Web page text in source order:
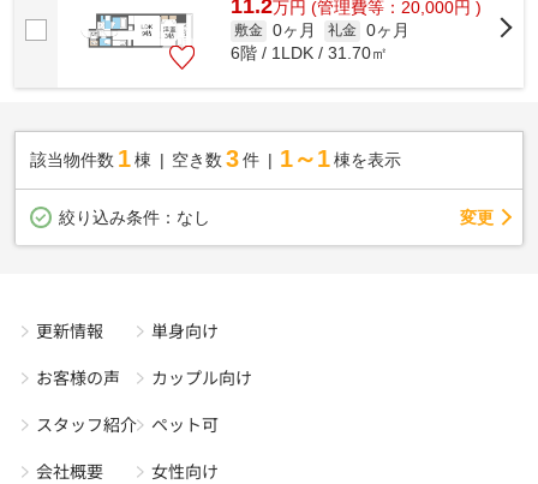
11.2万円 (管理費等：20,000円 )
敷金 0ヶ月 礼金 0ヶ月
6階 / 1LDK / 31.70㎡
該当物件数 1棟 空き数 3 件 1～1 棟を表示
絞り込み条件： なし 変更
更新情報
お客様の声
スタッフ紹介
会社概要
単身向け
カップル向け
ペット可
女性向け